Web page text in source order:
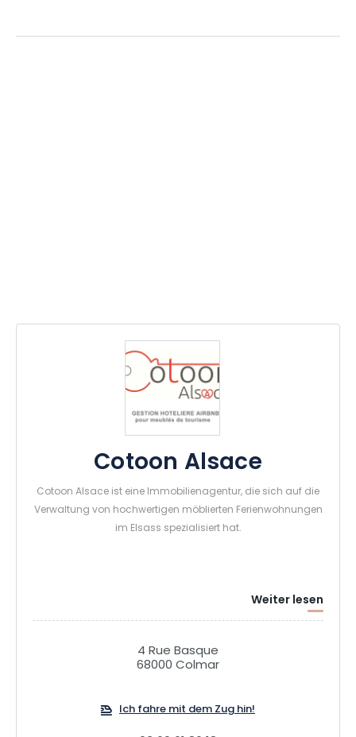
Cotoon Alsace
Cotoon Alsace ist eine Immobilienagentur, die sich auf die
Verwaltung von hochwertigen möblierten Ferienwohnungen
im Elsass spezialisiert hat.
Weiter lesen
4 Rue Basque
68000 Colmar
Ich fahre mit dem Zug hin!